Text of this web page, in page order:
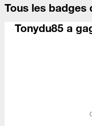
Tous les badges
Tonydu85 a